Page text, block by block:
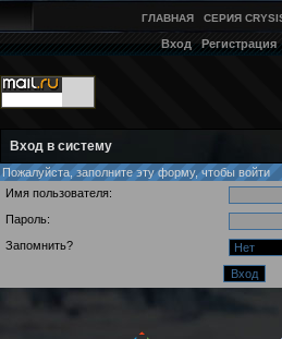
ГЛАВНАЯ СЕРИЯ
Вход Регистрация
Вход в систему
Пожалуйста, заполните эту форму, чтобы войти
Имя пользователя:
Пароль:
Запомнить?